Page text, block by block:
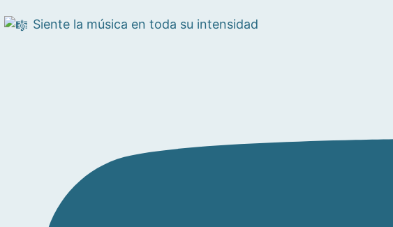
Siente la música en toda su intensidad